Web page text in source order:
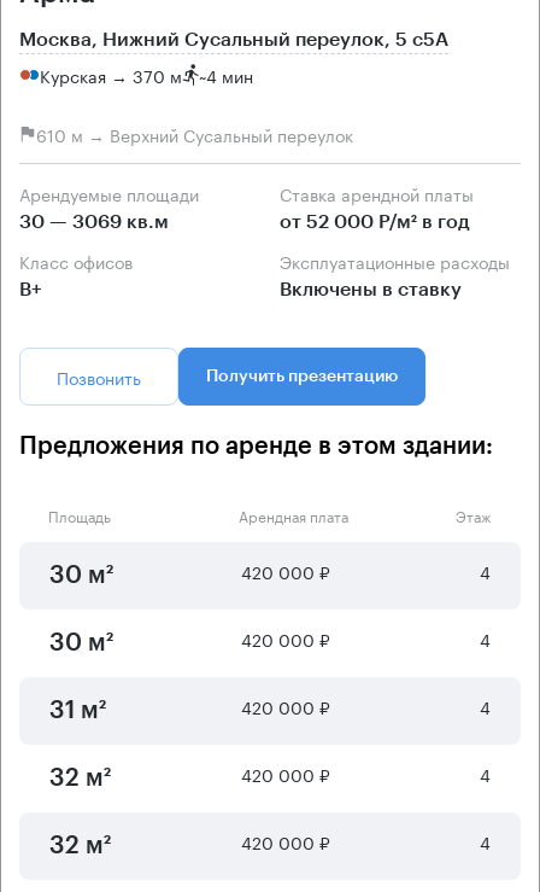
Москва, Нижний Сусальный переулок, 5 с5А
Курская → 370 м ~4 мин
610 м → Верхний Сусальный переулок
Арендуемые площади
30 — 3069 кв.м
Ставка арендной платы
от 52 000 Р/м² в год
Класс офисов
B+
Эксплуатационные расходы
Включены в ставку
Позвонить Получить презентацию
Предложения по аренде в этом здании:
Площадь Арендная плата Этаж
30 м² 420 000 ₽ 4
30 м² 420 000 ₽ 4
31 м² 420 000 ₽ 4
32 м² 420 000 ₽ 4
32 м² 420 000 ₽ 4